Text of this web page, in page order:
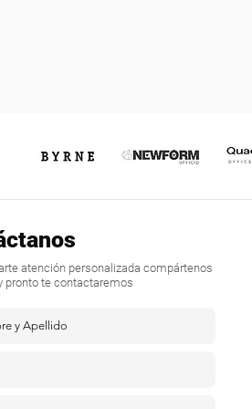
atención personalizada compártenos
pronto te contactaremos